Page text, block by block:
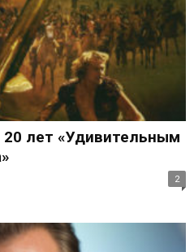
20 лет «Удивительным
2